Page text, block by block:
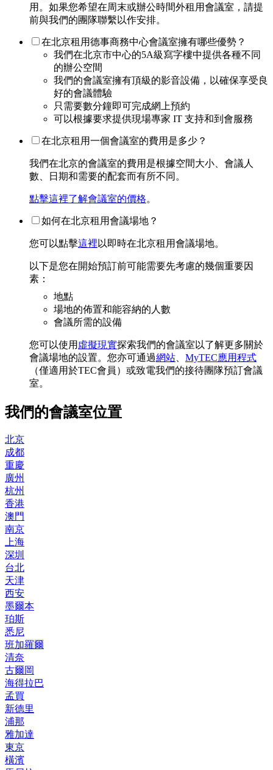
用。如果您希望在周末或辦公時間外租用會議室，請提
前與我們的團隊聯繫以作安排。
在北京租用德事商務中心會議室擁有哪些優勢？
我們在北京市中心的5A級寫字樓中提供各種不同
的辦公空間
我們的會議室擁有頂級的影音設備，以確保享受良
好的會議體驗
只需要數分鐘即可完成網上預約
可以根據要求提供現場專家 IT 支持和到會服務
在北京租用一個會議室的費用是多少？
我們在北京的會議室的費用是根據空間大小、會議人
數、日期和需要的配套而有所不同。
點擊這裡了解會議室的價格。
如何在北京租用會議場地？
您可以點擊這裡 以即時在北京租用會議場地。
以下是您在開始預訂前可能需要先考慮的幾個重要因
素：
地點
場地的佈置和能容納的人數
會議所需的設備
您可以使用 虛擬現實探索我們的會議室以了解更多關於
會議場地的設置。您亦可通過網站
MyTEC應用程式
（僅適用於TEC會員）或致電我們的接待團隊預訂會議
室。
我們的會議室位置
北京
成都
重慶
廣州
杭州
香港
澳門
南京
上海
深圳
台北
天津
西安
墨爾本
珀斯
悉尼
班加羅爾
清奈
古爾岡
海得拉巴
孟買
新德里
浦那
雅加達
東京
橫濱